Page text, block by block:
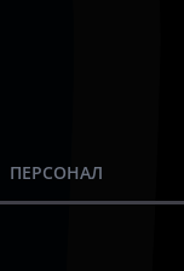
ПЕРСОНАЛ